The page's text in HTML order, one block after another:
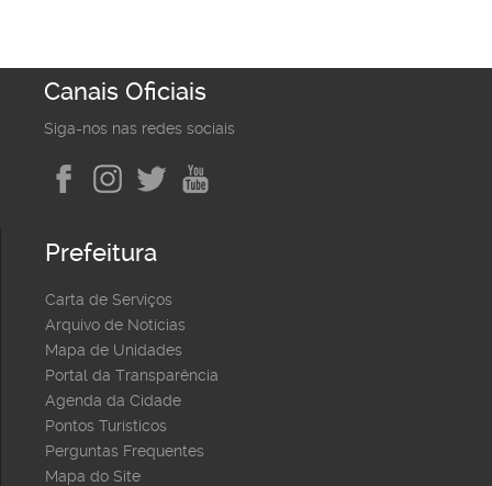
Canais Oficiais
Siga-nos nas redes sociais
Prefeitura
Carta de Serviços
Arquivo de Notícias
Mapa de Unidades
Portal da Transparência
Agenda da Cidade
Pontos Turísticos
Perguntas Frequentes
Mapa do Site